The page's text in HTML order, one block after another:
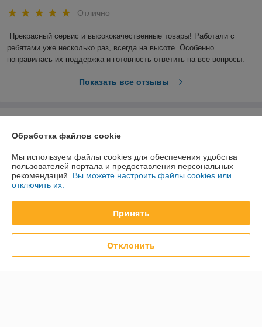
Отлично
Прекрасный сервис и высококачественные товары! Работали с
ребятами уже несколько раз, всегда на высоте. Особенно
понравилась их поддержка и готовность ответить на все вопросы.
Показать все отзывы
Доставка и оплата
График работы
Полная версия сайта
Политика обработки cookies
Обработка файлов cookie
Мы используем файлы cookies для обеспечения удобства
пользователей портала и предоставления персональных
рекомендаций. Вы можете настроить файлы cookies или
отключить их.
Принять
Отклонить